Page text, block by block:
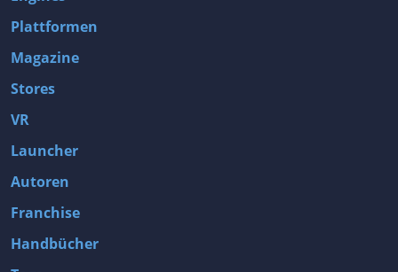
Plattformen
Magazine
Stores
VR
Launcher
Autoren
Franchise
Handbücher